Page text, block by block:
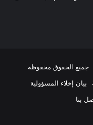
بيان إخلاء المسؤولية
بنا